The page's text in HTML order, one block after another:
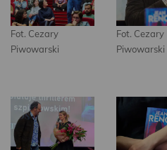
Fot. Cezary
Piwowarski
Fot. Cezary
Piwowarski